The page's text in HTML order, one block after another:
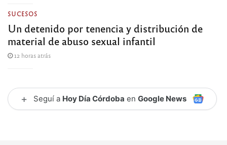
SUCESOS
Un detenido por tenencia y distribución de
material de abuso sexual infantil
12 horas atrás
+ Seguí a Hoy Día Córdoba en Google News